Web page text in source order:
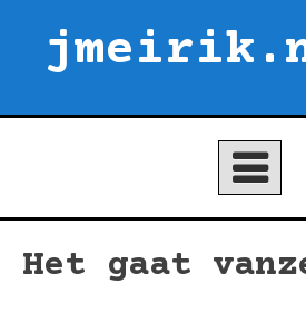
content
Het gaat